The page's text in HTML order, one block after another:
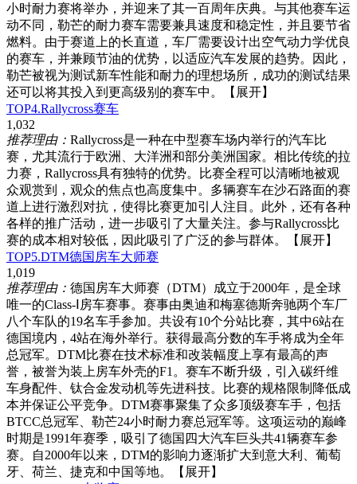
小时耐力赛将举办，并迎来了其一百周年庆典。与其他赛车运
动不同，勒芒的耐力赛车需要兼具速度和稳定性，并且要节省
燃料。由于赛道上的长直道，车厂需要设计出空气动力学优良
的赛车，并兼顾节油的优势，以适应汽车发展的趋势。因此，
勒芒被视为测试新车性能和耐力的理想场所，成功的测试结果
还可以将其投入到更高级别的赛车中。
【展开】
TOP4.Rallycross赛车
1,032
推荐理由： Rallycross是一种在中型赛车场内举行的汽车比
赛，尤其流行于欧洲、大洋洲和部分美洲国家。相比传统的拉
力赛，Rallycross具有独特的优势。比赛全程可以清晰地被观
众观赏到，观众的焦点也高度集中。多辆赛车在沙石路面的赛
道上进行激烈对抗，使得比赛更加引人注目。此外，还有各种
各样的推广活动，进一步吸引了大量关注。参与Rallycross比
赛的成本相对较低，因此吸引了广泛的参与群体。
【展开】
TOP5.DTM德国房车大师赛
1,019
推荐理由： 德国房车大师赛（DTM）成立于2000年，是全球
唯一的Class-Ⅰ房车赛事。赛事由奥迪和梅塞德斯奔驰两个车厂
八个车队的19名车手参加。共设有10个分站比赛，其中6站在
德国境内，4站在海外举行。获得最高分数的车手将成为全年
总冠军。DTM比赛在技术标准和改装幅度上享有最高的声
誉，被誉为装上房车外壳的F1。赛车不断升级，引入碳纤维
车身配件、钛合金发动机等先进科技。比赛的规格限制降低成
本并保证公平竞争。DTM赛事聚集了众多顶级赛车手，包括
BTCC总冠军、勒芒24小时耐力赛总冠军等。这项运动的巅峰
时期是1991年赛季，吸引了德国四大汽车巨头共41辆赛车参
赛。自2000年以来，DTM的影响力逐渐扩大到意大利、葡萄
牙、荷兰、捷克和中国等地。
【展开】